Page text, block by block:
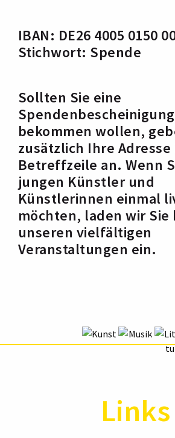
IBAN: DE26 4005 0150
Stichwort: Spende
Sollten Sie eine
bekommen wollen,
zusätzlich Ihre
Betreffzeile an. Wenn
jungen Künstler und
Künstlerinnen einmal
möchten, laden wir Sie
unseren vielfältigen
Veranstaltungen ein.
Links